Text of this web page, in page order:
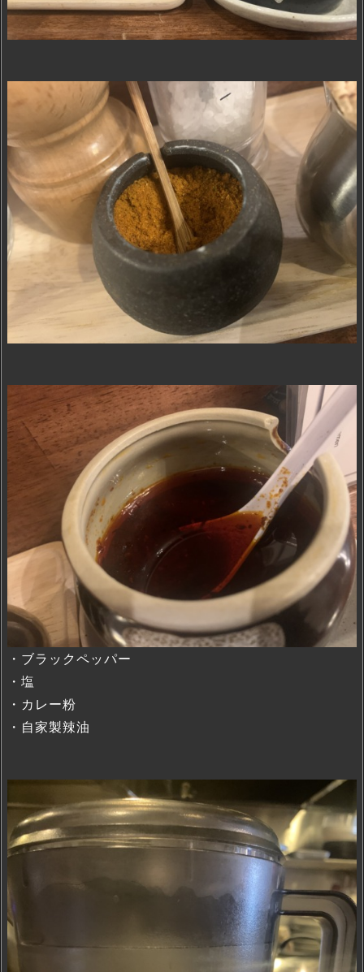
・ブラックペッパー
・塩
・カレー粉
・自家製辣油